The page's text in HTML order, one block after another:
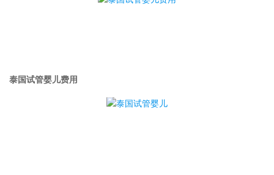
泰国试管婴儿费用